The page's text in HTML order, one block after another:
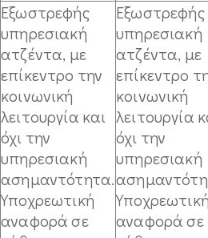
Εξωστρεφής
υπηρεσιακή
ατζέντα, με
επίκεντρο την
κοινωνική
λειτουργία και
όχι την
υπηρεσιακή
ασημαντότητα.
Υποχρεωτική
αναφορά σε
Εξωστρεφής
υπηρεσιακή
ατζέντα, με
επίκεντρο
κοινωνική
λειτουργία
όχι την
υπηρεσιακή
αναφορά σε